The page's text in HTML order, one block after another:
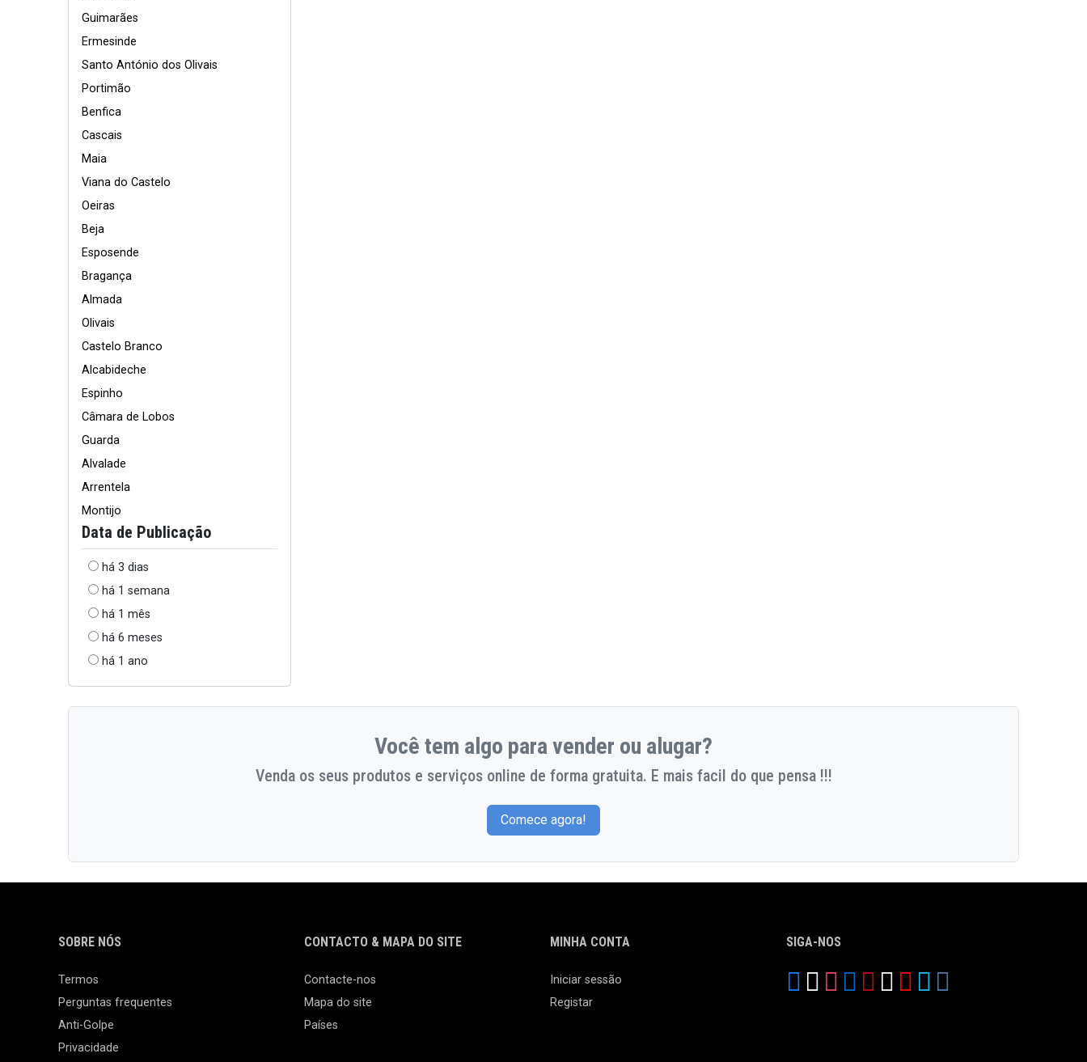
Guimarães
Ermesinde
Santo António dos Olivais
Portimão
Benfica
Cascais
Maia
Viana do Castelo
Oeiras
Beja
Esposende
Bragança
Almada
Olivais
Castelo Branco
Alcabideche
Espinho
Câmara de Lobos
Guarda
Alvalade
Arrentela
Montijo
Data de Publicação
há 3 dias
há 1 semana
há 1 mês
há 6 meses
há 1 ano
Você tem algo para vender ou alugar?
Venda os seus produtos e serviços online de forma gratuita. E mais facil do que pensa !!!
Comece agora!
SOBRE NÓS
Termos
Perguntas frequentes
Anti-Golpe
Privacidade
CONTACTO & MAPA DO SITE
Contacte-nos
Mapa do site
Países
MINHA CONTA
Iniciar sessão
Registar
SIGA-NOS